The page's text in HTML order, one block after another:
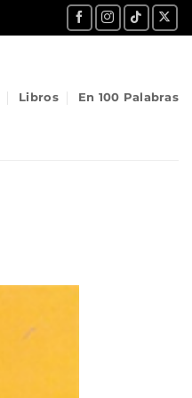
Libros En 100 Palabras